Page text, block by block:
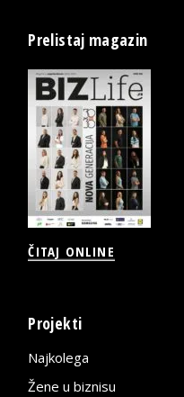
Prelistaj magazin
ČITAJ ONLINE
Projekti
Najkolega
Žene u biznisu